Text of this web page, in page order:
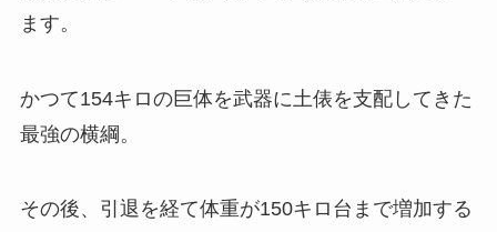
ます。
かつて154キロの巨体を武器に土俵を支配してきた
最強の横綱。
その後、引退を経て体重が150キロ台まで増加する